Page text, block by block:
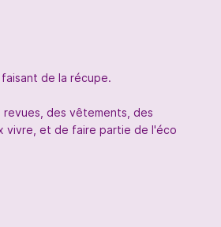
de la récupe.
des vêtements, des
vivre, et de faire partie de l'éco